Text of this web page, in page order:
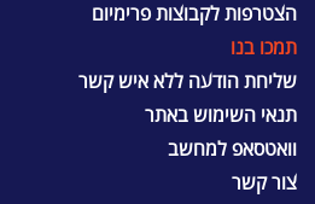
הצטרפות לקבוצות פרימיום
תמכו בנו
שליחת הודעה ללא איש קשר
תנאי השימוש באתר
וואטסאפ למחשב
צור קשר